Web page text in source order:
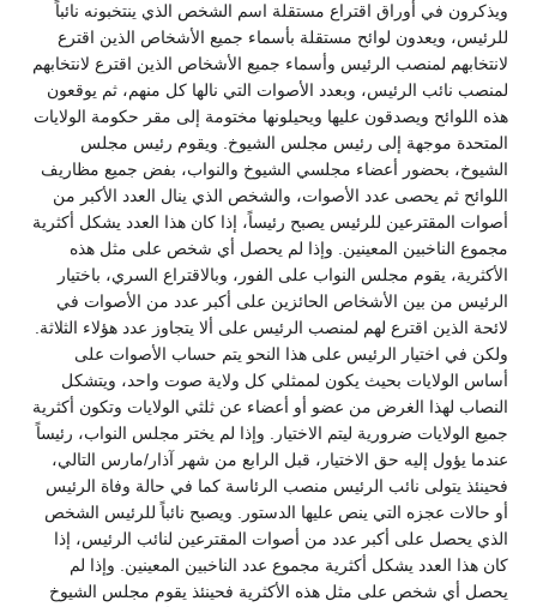
ويذكرون في أوراق اقتراع مستقلة اسم الشخص الذي ينتخبونه نائباً
للرئيس، ويعدون لوائح مستقلة بأسماء جميع الأشخاص الذين اقترع
لانتخابهم لمنصب الرئيس وأسماء جميع الأشخاص الذين اقترع لانتخابهم
لمنصب نائب الرئيس، وبعدد الأصوات التي نالها كل منهم، ثم يوقعون
هذه اللوائح ويصدقون عليها ويحيلونها مختومة إلى مقر حكومة الولايات
المتحدة موجهة إلى رئيس مجلس الشيوخ. ويقوم رئيس مجلس
الشيوخ، بحضور أعضاء مجلسي الشيوخ والنواب، بفض جميع مظاريف
اللوائح ثم يحصى عدد الأصوات، والشخص الذي ينال العدد الأكبر من
أصوات المقترعين للرئيس يصبح رئيساً، إذا كان هذا العدد يشكل أكثرية
مجموع الناخبين المعينين. وإذا لم يحصل أي شخص على مثل هذه
الأكثرية، يقوم مجلس النواب على الفور، وبالاقتراع السري، باختيار
الرئيس من بين الأشخاص الحائزين على أكبر عدد من الأصوات في
لائحة الذين اقترع لهم لمنصب الرئيس على ألا يتجاوز عدد هؤلاء الثلاثة.
ولكن في اختيار الرئيس على هذا النحو يتم حساب الأصوات على
أساس الولايات بحيث يكون لممثلي كل ولاية صوت واحد، ويتشكل
النصاب لهذا الغرض من عضو أو أعضاء عن ثلثي الولايات وتكون أكثرية
جميع الولايات ضرورية ليتم الاختيار. وإذا لم يختر مجلس النواب، رئيساً
عندما يؤول إليه حق الاختيار، قبل الرابع من شهر آذار/مارس التالي،
فحينئذ يتولى نائب الرئيس منصب الرئاسة كما في حالة وفاة الرئيس
أو حالات عجزه التي ينص عليها الدستور. ويصبح نائباً للرئيس الشخص
الذي يحصل على أكبر عدد من أصوات المقترعين لنائب الرئيس، إذا
كان هذا العدد يشكل أكثرية مجموع عدد الناخبين المعينين. وإذا لم
يحصل أي شخص على مثل هذه الأكثرية فحينئذ يقوم مجلس الشيوخ